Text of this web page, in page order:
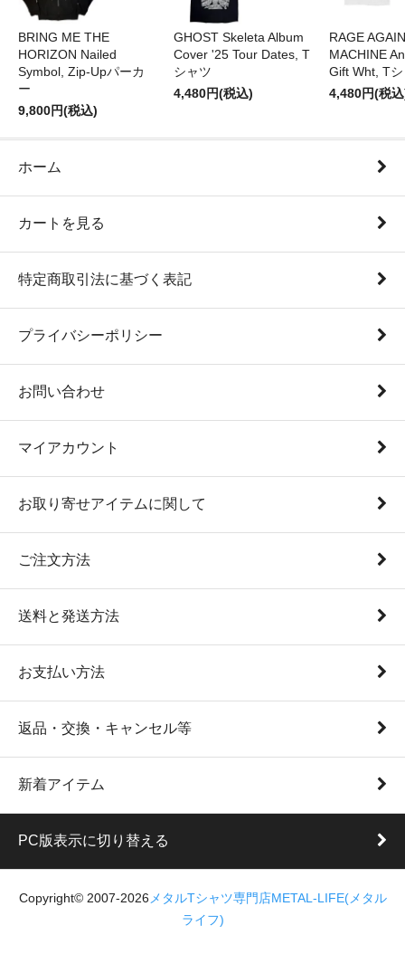
BRING ME THE
HORIZON Nailed
Symbol, Zip-Upパーカ
ー
9,800円(税込)
GHOST Skeleta Album
Cover '25 Tour Dates, T
シャツ
4,480円(税込)
RAGE
MACHINE
Gift Wht, T
4,480円(税
ホーム
カートを見る
特定商取引法に基づく表記
プライバシーポリシー
お問い合わせ
マイアカウント
お取り寄せアイテムに関して
ご注文方法
送料と発送方法
お支払い方法
返品・交換・キャンセル等
新着アイテム
PC版表示に切り替える
Copyright© 2007-2026 メタルTシャツ専門店METAL-LIFE(メタル
ライフ)